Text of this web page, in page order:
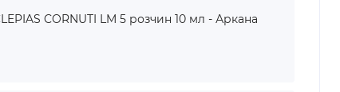
CORNUTI LM 5 розчин 10 мл - Аркана